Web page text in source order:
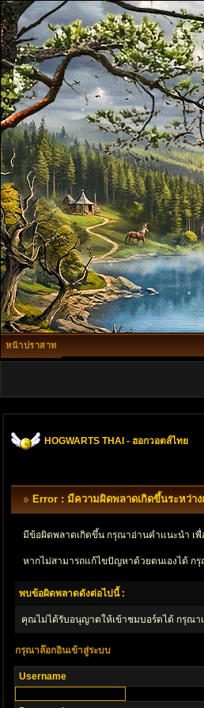
หน้าปราสาท
HOGWARTS THAI - ฮอกวอตส์ไทย
Error : มีความผิดพลาดเกิดขึ้นระหว่าง
มีข้อผิดพลาดเกิดขึ้น กรุณาอ่านคำแนะนำ เ
หากไม่สามารถแก้ไขปัญหาด้วยตนเองได้
พบข้อผิดพลาดดังต่อไปนี้ :
คุณไม่ได้รับอนุญาตให้เข้าชมบอร์ดได้ กรุณา
กรุณาล๊อกอินเข้าสู่ระบบ
Username